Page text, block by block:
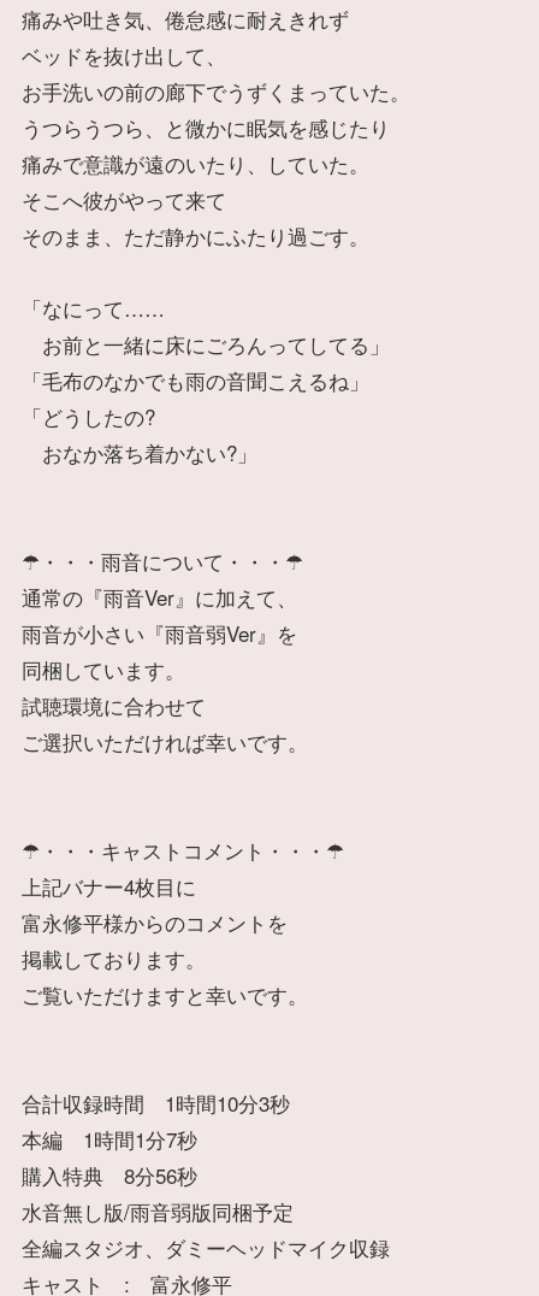
痛みや吐き気、倦怠感に耐えきれず
ベッドを抜け出して、
お手洗いの前の廊下でうずくまっていた。
うつらうつら、と微かに眠気を感じたり
痛みで意識が遠のいたり、していた。
そこへ彼がやって来て
そのまま、ただ静かにふたり過ごす。
「なにって……
お前と一緒に床にごろんってしてる」
「毛布のなかでも雨の音聞こえるね」
「どうしたの?
おなか落ち着かない?」
☂・・・雨音について・・・☂
通常の『雨音Ver』に加えて、
雨音が小さい『雨音弱Ver』を
同梱しています。
試聴環境に合わせて
ご選択いただければ幸いです。
☂・・・キャストコメント・・・☂
上記バナー4枚目に
富永修平様からのコメントを
掲載しております。
ご覧いただけますと幸いです。
合計収録時間 1時間10分3秒
本編 1時間1分7秒
購入特典 8分56秒
水音無し版/雨音弱版同梱予定
全編スタジオ、ダミーヘッドマイク収録
キャスト : 富永修平